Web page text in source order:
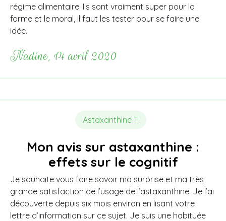
régime alimentaire. Ils sont vraiment super pour la
forme et le moral, il faut les tester pour se faire une
idée.
Nadine, 14 avril 2020
Astaxanthine T.
Mon avis sur astaxanthine :
effets sur le cognitif
Je souhaite vous faire savoir ma surprise et ma très
grande satisfaction de l’usage de l’astaxanthine. Je l’ai
découverte depuis six mois environ en lisant votre
lettre d’information sur ce sujet. Je suis une habituée